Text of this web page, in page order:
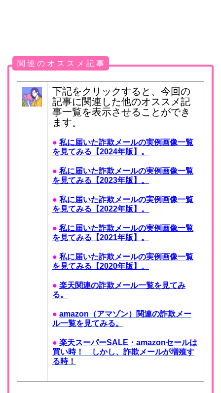
関 連 の オ ス ス メ 記 事
下記をクリックすると、今回の
記事に関連した他のオススメ記
事一覧を表示させることができ
ます。
● 私に届いた詐欺メールの実例画像一覧
を見てみる【2024年版】。
● 私に届いた詐欺メールの実例画像一覧
を見てみる【2023年版】。
● 私に届いた詐欺メールの実例画像一覧
を見てみる【2022年版】。
● 私に届いた詐欺メールの実例画像一覧
を見てみる【2021年版】。
● 私に届いた詐欺メールの実例画像一覧
を見てみる【2020年版】。
● 楽天関連の詐欺メール一覧を見てみ
る。
● amazon（アマゾン）関連の詐欺メー
ル一覧を見てみる。
● 楽天スーパーSALE・amazonセールは
買い時！ しかし、詐欺メールが増殖す
る時！